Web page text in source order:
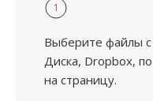
1
Выберите файлы
Диска, Dropbox,
на страницу.